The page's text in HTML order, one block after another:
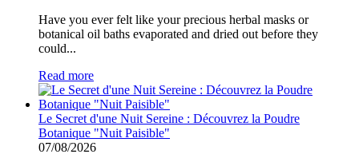
Have you ever felt like your precious herbal masks or
botanical oil baths evaporated and dried out before they
could...
Read more
Le Secret d'une Nuit Sereine : Découvrez la Poudre
Botanique "Nuit Paisible"
07/08/2026